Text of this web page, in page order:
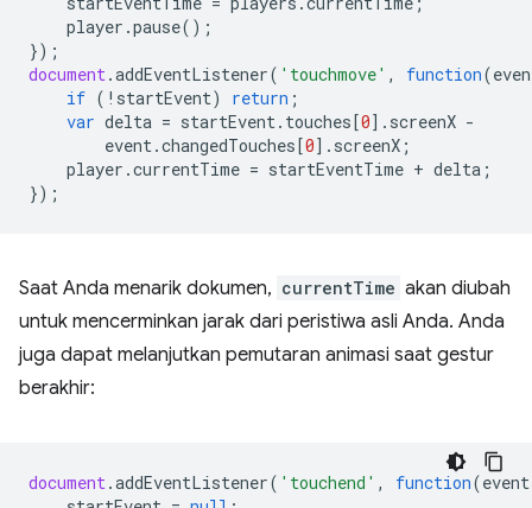
player .pause();
});
document.addEventListener( 'touchmove' , function(
if ( ! startEvent) return ;
var delta = startEvent. touches[0]. screenX -
event.changedTouches[0]. screenX ;
player .currentTime = startEventTime + delta ;
});
Saat Anda menarik dokumen, currentTime akan diubah
untuk mencerminkan jarak dari peristiwa asli Anda. Anda
juga dapat melanjutkan pemutaran animasi saat gestur
berakhir:
document.addEventListener( 'touchend' , function(event